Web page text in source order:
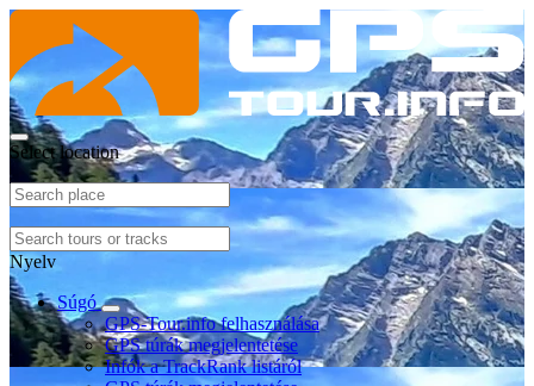
Select location
Nyelv
Súgó
GPS-Tour.info felhasználása
GPS túrák megjelentetése
Infók a TrackRank listáról